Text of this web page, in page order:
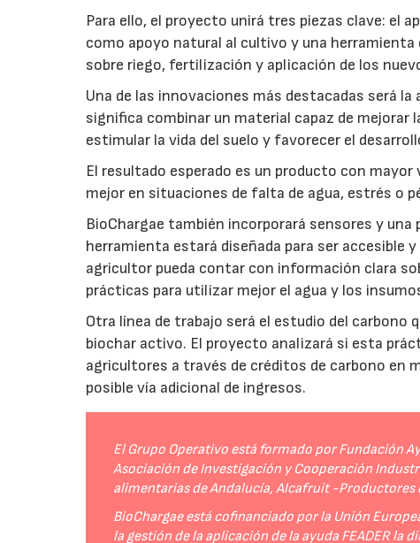
Para ello, el proyecto unirá tres piezas clave: el
como apoyo natural al cultivo y una
sobre riego, fertilización y aplicación de los
Una de las innovaciones más destacadas será
significa combinar un material capaz de mejorar
estimular la vida del suelo y favorecer el
El resultado esperado es un producto con
mejor en situaciones de falta de agua, estrés o
BioChargae también incorporará sensores y
herramienta estará diseñada para ser accesible
agricultor pueda contar con información clara
prácticas para utilizar mejor el agua y los
Otra línea de trabajo será el estudio del carbono
biochar activo. El proyecto analizará si esta
agricultores a través de créditos de carbono en
posible vía adicional de ingresos.
El Grupo Operativo está formado por Fundación
Asociación de Investigación y Cooperación
alimentarias de Andalucía, Alcafruit -Productores
BioChargae está cofinanciado por la Unión
la gestión de la aplicación de la ayuda FEADER la